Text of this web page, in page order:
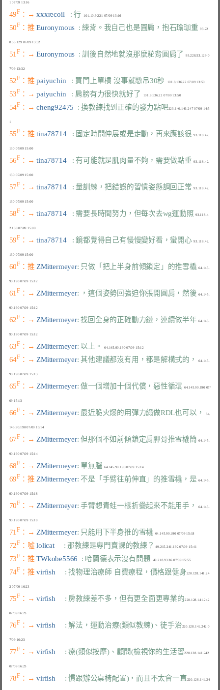
1 07/09 13:16
49F ：→ xxxrecoil : 行
50F ：推 Euronymous : 練背。我自己也是圓肩，抱石瑜珈重
  93.22
51F ：→ Euronymous : 訓後自然地就沒那麼駝背圓肩了
  93.228.53.129 0
52F ：推 paiyuchin : 買門上單槓 沒事就懸吊30秒
53F ：→ paiyuchin : 肩膀有力很快就好了
   101.8.136.22 07/09 13:50
54F ：→ cheng92475 : 換教練找到正確的發力點吧223.140.146.247 07/09 14:5
55F ：推 tina78714 : 固定時間伸展或是走動，再來應該很
  93.118.42.
130 07/09 15:00
56F ：→ tina78714 : 有可能就是肌肉量不夠，需要做點重
  93.118.42.
130 07/09 15:00
57F ：→ tina78714 : 量訓練，把錯誤的習慣姿態調回正常
  93.118.42.
130 07/09 15:00
58F ：→ tina78714 : 需要長時間努力，但每次去wg運動照
  93.118.4
2.130 07/09 15:00
59F ：→ tina78714 : 鏡都覺得自己有慢慢變好看，蠻開心
  93.118.42.
130 07/09 15:00
60F ：推 ZMittermeyer: 只做「把上半身前傾鎖定」的推雪橇
  64.145.
61F ：→ ZMittermeyer: ，這個姿勢回強迫你張開圓肩，然後
  64.145.
62F ：→ ZMittermeyer: 找回全身的正確動力鏈，連續做半年
  64.145.
63F ：→ ZMittermeyer: 以上。
64F ：→ ZMittermeyer: 其他建議都沒有用，都是解構式的，
  64.145.
90.190 07/09 15:13
65F ：→ ZMittermeyer: 做一個增加十個代償，惡性循環
  64.145.90.190 07/
09 15:13
66F ：→ ZMittermeyer: 最近脆火爆的用彈力繩做RDL也可以，
  64.
145.90.190 07/09 15:14
67F ：→ ZMittermeyer: 但那個不如前傾鎖定肩胛骨推雪橇簡
  64.145.
90.190 07/09 15:14
68F ：→ ZMittermeyer: 單無腦
  64.145.90.190 07/09 15:14
69F ：推 ZMittermeyer: 不是「手臂往前伸直」的推雪橇，是
  64.145.
90.190 07/09 15:18
70F ：→ ZMittermeyer: 手臂想青蛙一樣折疊起來不能用手，
  64.145.
90.190 07/09 15:18
71F ：→ ZMittermeyer: 只能用下半身推的雪橇
72F ：噓 lolicat : 那教練是專門賣課的教練？
73F ：推 TWkobe5566 : 哈蘭德表示沒有問題
   49.218.93.36 07/09 15:55
74F ：推 virfish : 找物理治療師 自費療程，價格跟健身220.128.141.24
2 07/09 16:23
75F ：→ virfish : 房教練差不多，但有更全面更專業的220.128.141.242
76F ：→ virfish : 解法，運動治療(類似教練)、徒手治220.128.141.242 0
7/09 16:23
77F ：→ virfish : 療(類似按摩)、顧問(檢視你的生活習220.128.141.242
78F ：→ virfish : 慣跟辦公桌椅配置)，而且不太會一直220.128.141.24